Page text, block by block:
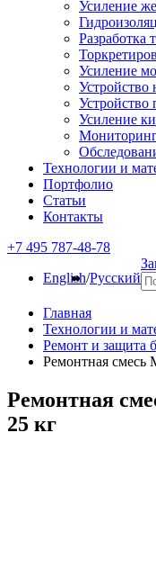
Усиление
Разработка
Усиление
Устройство
Усиление
Технологии и
Портфолио
Статьи
Контакты
+7 495 787-48-78
English/Русский
Главная
Технологии и
Ремонт и защита
Ремонтная смесь
Ремонтная
25 кг